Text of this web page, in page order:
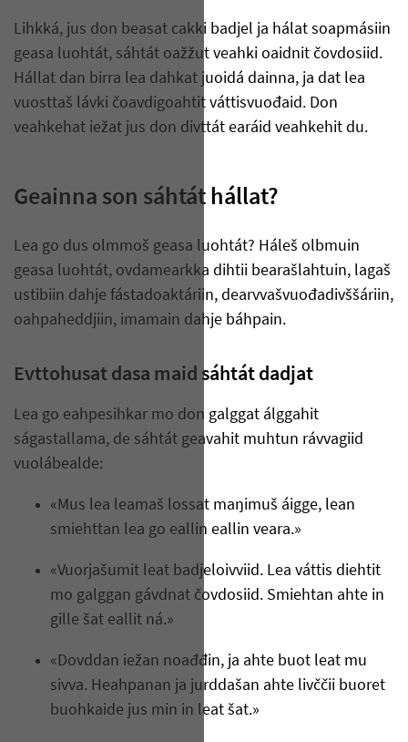
Lihkká, jus don beasat cakki badjel ja hálat soapmásiin
geasa luohtát, sáhtát oažžut veahki oaidnit čovdosiid.
Hállat dan birra lea dahkat juoidá dainna, ja dat lea
vuosttaš lávki čoavdigoahtit váttisvuođaid. Don
veahkehat iežat jus don divttát earáid veahkehit du.
Geainna son sáhtát hállat?
Lea go dus olmmoš geasa luohtát? Háleš olbmuin
geasa luohtát, ovdamearkka dihtii bearašlahtuin, lagaš
ustibiin dahje fástadoaktáriin, dearvvašvuođadivššáriin,
oahpaheddjiin, imamain dahje báhpain.
Evttohusat dasa maid sáhtát dadjat
Lea go eahpesihkar mo don galggat álggahit
ságastallama, de sáhtát geavahit muhtun rávvagiid
vuolábealde:
«Mus lea leamaš lossat maŋimuš áigge, lean
smiehttan lea go eallin eallin veara.»
«Vuorjašumit leat badjeloivviid. Lea váttis diehtit
mo galggan gávdnat čovdosiid. Smiehtan ahte in
gille šat eallit ná.»
«Dovddan iežan noađđin, ja ahte buot leat mu
sivva. Heahpanan ja jurddašan ahte livččii buoret
buohkaide jus min in leat šat.»